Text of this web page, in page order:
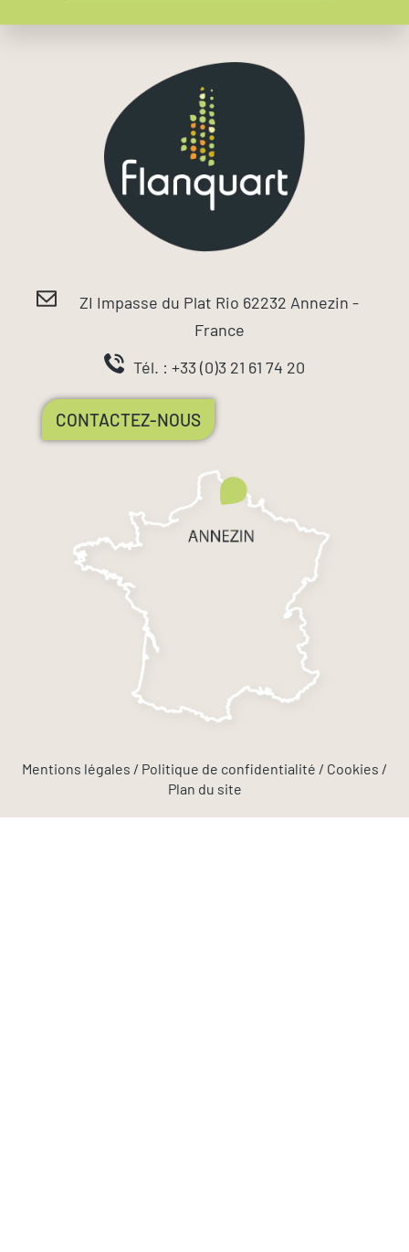
ZI Impasse du Plat Rio 62232 Annezin -
France
Tél. : +33 (0)3 21 61 74 20
CONTACTEZ-NOUS
Mentions légales / Politique de confidentialité / Cookies /
Plan du site